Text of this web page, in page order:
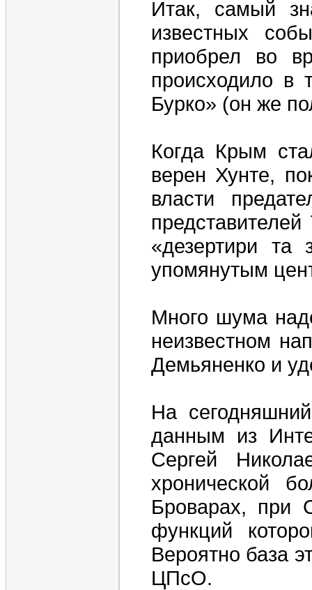
Итак, самый
известных
приобрел во
происходило в
Бурко» (он же
Когда Крым
верен Хунте,
власти
«дезертири та
упомянутым
Много шума
неизвестном
Демьяненко и
На
данным из
Сергей
хронической
Броварах, при
функций
Вероятно база
ЦПсО.